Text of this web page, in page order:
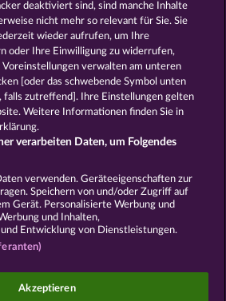
PIRATES THE WARLOCKS BOOK
einreichen
dienen der reinen Unterhaltung
deaktiviert sind, sind manche Inhalte
nicht mehr so ​​relevant für Sie. Sie
wieder aufrufen, um Ihre
oder Ihre Einwilligung zu widerrufen,
Voreinstellungen verwalten am unteren
[oder das schwebende Symbol unten
falls zutreffend]. Ihre Einstellungen gelten
Weitere Informationen finden Sie in
verarbeiten Daten, um Folgendes
verwenden. Geräteeigenschaften zur
Speichern von und/oder Zugriff auf
Gerät. Personalisierte Werbung und
und Inhalten,
Entwicklung von Dienstleistungen.
Akzeptieren